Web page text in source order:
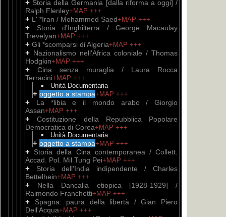
+ Storia della Germania [dalla riforma a oggi] /
Ralph Flenley+MAP +++
+ L' *Iran / Mohammed Saed+MAP +++
+
Storia d'Inghilterra / George Macaulay
Trevelyan+MAP +++
+ Gli *scomparsi di Algeria+MAP +++
+ Nazionalismo nell'Africa coloniale / Thomas
Hodgkin+MAP +++
+ Cina senza muraglia / Laura Rocca
Terracini+MAP +++
Unità Documentaria
+ oggetto a stampa+MAP +++
+
La *libia e il mondo arabo / Giorgio
Assan+MAP +++
+Costituzione della Repubblica Popolare
Democratica di Corea+MAP +++
Unità Documentaria
+ oggetto a stampa+MAP +++
+ Storia della Cina contemporanea / Collett.
Accad. Pol. Mil Tung Pei+MAP +++
+ Storia dell'India indipendente / Charles
Bettelhein+MAP +++
+ Nella Dancalia etiopica [1928-1929] /
Raimondo Franchetti+MAP +++
+
Spagna: paura della libertà / Gian Piero
Dell'Acqua+MAP +++